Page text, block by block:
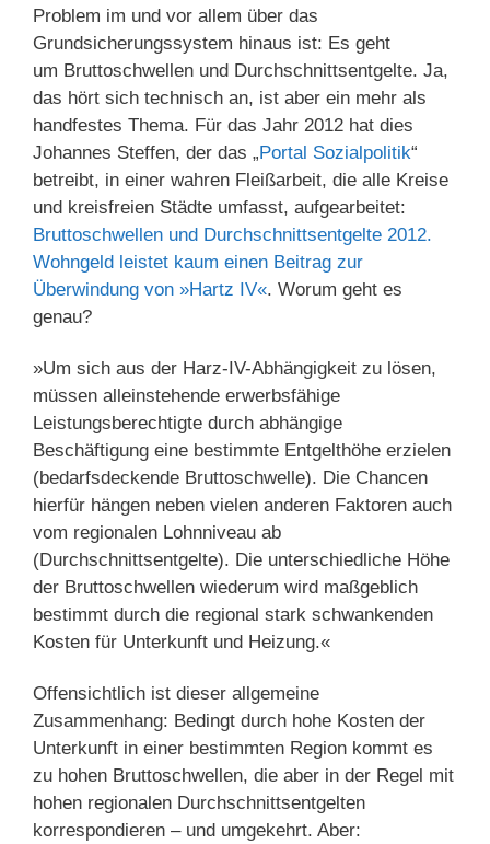
Problem im und vor allem über das
Grundsicherungssystem hinaus ist: Es geht
um Bruttoschwellen und Durchschnittsentgelte. Ja,
das hört sich technisch an, ist aber ein mehr als
handfestes Thema. Für das Jahr 2012 hat dies
Johannes Steffen, der das „Portal Sozialpolitik“
betreibt, in einer wahren Fleißarbeit, die alle Kreise
und kreisfreien Städte umfasst, aufgearbeitet:
Bruttoschwellen und Durchschnittsentgelte 2012.
Wohngeld leistet kaum einen Beitrag zur
Überwindung von »Hartz IV«. Worum geht es
genau?
»Um sich aus der Harz-IV-Abhängigkeit zu lösen,
müssen alleinstehende erwerbsfähige
Leistungsberechtigte durch abhängige
Beschäftigung eine bestimmte Entgelthöhe erzielen
(bedarfsdeckende Bruttoschwelle). Die Chancen
hierfür hängen neben vielen anderen Faktoren auch
vom regionalen Lohnniveau ab
(Durchschnittsentgelte). Die unterschiedliche Höhe
der Bruttoschwellen wiederum wird maßgeblich
bestimmt durch die regional stark schwankenden
Kosten für Unterkunft und Heizung.«
Offensichtlich ist dieser allgemeine
Zusammenhang: Bedingt durch hohe Kosten der
Unterkunft in einer bestimmten Region kommt es
zu hohen Bruttoschwellen, die aber in der Regel mit
hohen regionalen Durchschnittsentgelten
korrespondieren – und umgekehrt. Aber: